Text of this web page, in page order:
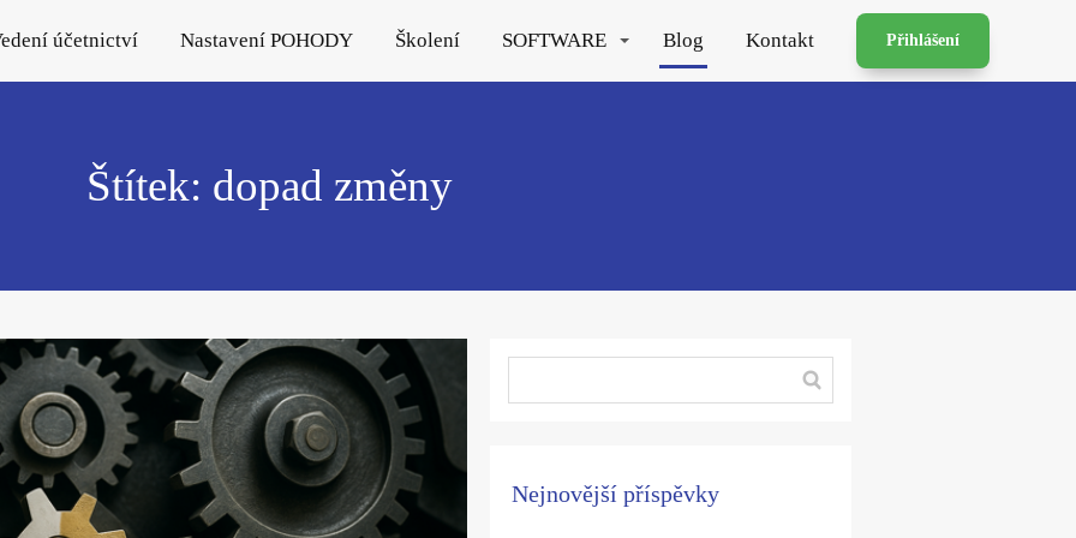
účetnictví Nastavení POHODY Školení SOFTWARE Blog Kontakt Přihlášení
Štítek: dopad změny
Nejnovější příspěvky